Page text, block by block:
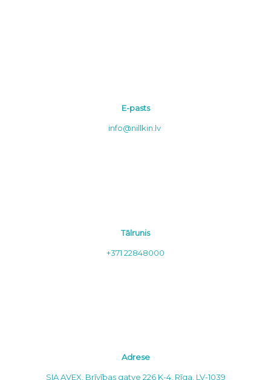
E-pasts
info@nillkin.lv
Tālrunis
+371 22848000
Adrese
SIA AVEX, Brīvības gatve 226 K-4, Rīga, LV-1039